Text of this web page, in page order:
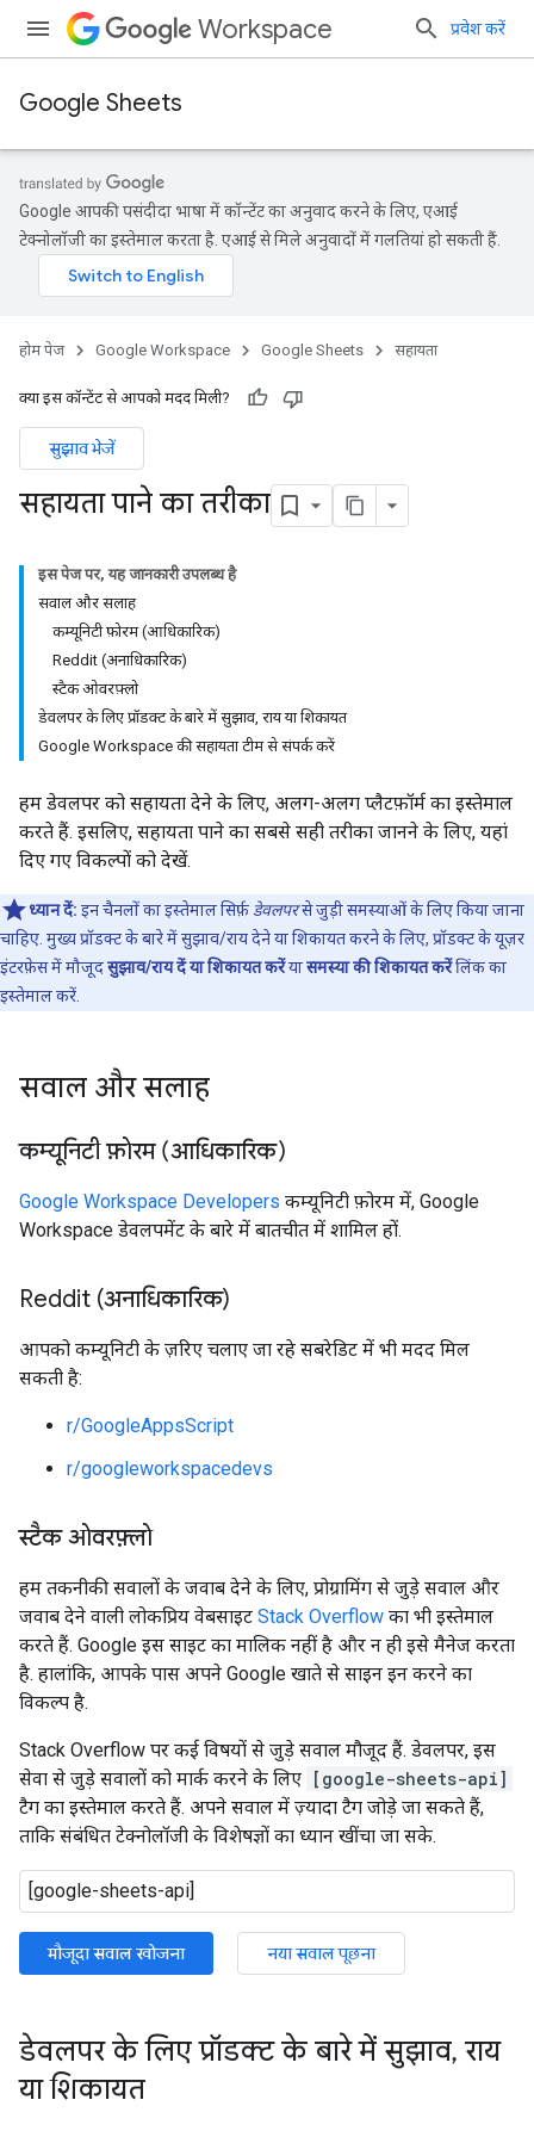
Workspace प्रवेश करें
Google Sheets
Google आपकी पसंदीदा भाषा में कॉन्टेंट का अनुवाद करने के लिए, एआई
टेक्नोलॉजी का इस्तेमाल करता है. एआई से मिले अनुवादों में गलतियां हो सकती हैं.
होम पेज Google Workspace Google Sheets सहायता
क्या इस कॉन्टेंट से आपको मदद मिली?
सुझाव भेजें
सहायता पाने का तरीका
इस पेज पर, यह जानकारी उपलब्ध है
सवाल और सलाह
कम्यूनिटी फ़ोरम (आधिकारिक)
Reddit (अनाधिकारिक)
स्टैक ओवरफ़्लो
डेवलपर के लिए प्रॉडक्ट के बारे में सुझाव, राय या शिकायत
Google Workspace की सहायता टीम से संपर्क करें
हम डेवलपर को सहायता देने के लिए, अलग-अलग प्लैटफ़ॉर्म का इस्तेमाल
करते हैं. इसलिए, सहायता पाने का सबसे सही तरीका जानने के लिए, यहां
दिए गए विकल्पों को देखें.
ध्यान दें: इन चैनलों का इस्तेमाल सिर्फ़ डेवलपरसे जुड़ी समस्याओं के लिए किया जाना
चाहिए. मुख्य प्रॉडक्ट के बारे में सुझाव/राय देने या शिकायत करने के लिए, प्रॉडक्ट के यूज़र
इंटरफ़ेस में मौजूदसुझाव/राय दें या शिकायत करेंयासमस्या की शिकायत करेंलिंक का
इस्तेमाल करें.
सवाल और सलाह
कम्यूनिटी फ़ोरम (आधिकारिक)
Google Workspace Developers कम्यूनिटी फ़ोरम में, Google
Workspace डेवलपमेंट के बारे में बातचीत में शामिल हों.
Reddit (अनाधिकारिक)
आपको कम्यूनिटी के ज़रिए चलाए जा रहे सबरेडिट में भी मदद मिल
सकती है:
r/GoogleAppsScript
r/googleworkspacedevs
स्टैक ओवरफ़्लो
हम तकनीकी सवालों के जवाब देने के लिए, प्रोग्रामिंग से जुड़े सवाल और
जवाब देने वाली लोकप्रिय वेबसाइट Stack Overflow का भी इस्तेमाल
करते हैं. Google इस साइट का मालिक नहीं है और न ही इसे मैनेज करता
है. हालांकि, आपके पास अपने Google खाते से साइन इन करने का
विकल्प है.
Stack Overflow पर कई विषयों से जुड़े सवाल मौजूद हैं. डेवलपर, इस
सेवा से जुड़े सवालों को मार्क करने के लिए [google-sheets-api]
टैग का इस्तेमाल करते हैं. अपने सवाल में ज़्यादा टैग जोड़े जा सकते हैं,
ताकि संबंधित टेक्नोलॉजी के विशेषज्ञों का ध्यान खींचा जा सके.
मौजूदा सवाल खोजना नया सवाल पूछना
डेवलपर के लिए प्रॉडक्ट के बारे में सुझाव, राय
या शिकायत